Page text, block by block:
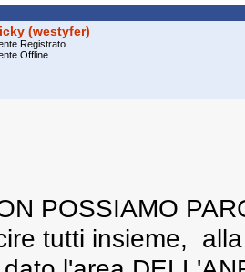
(westyfer)
Registrato
Offline
POSSIAMO
tutti insieme,